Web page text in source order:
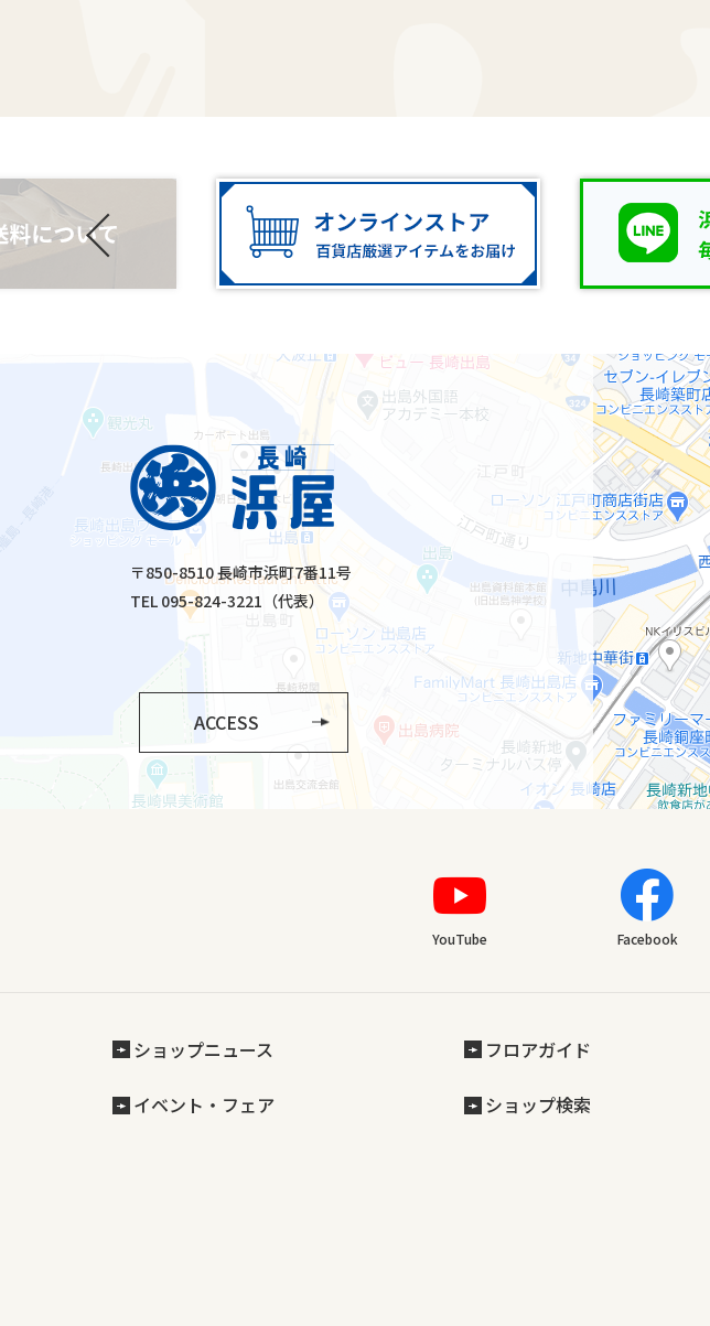
〒850-8510 長崎市浜町7番11号
TEL 095-824-3221（代表）
ACCESS
YouTube Facebook
ショップニュース
イベント・フェア
フロアガイド
ショップ検索